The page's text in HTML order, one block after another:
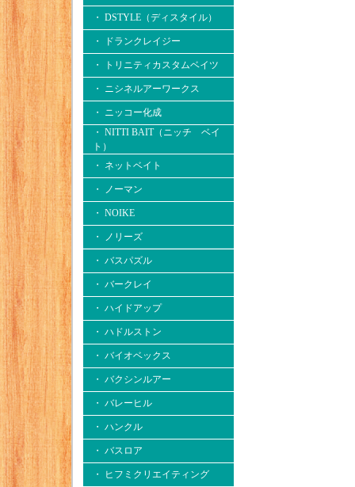
・ DSTYLE（ディスタイル）
・ ドランクレイジー
・ トリニティカスタムベイツ
・ ニシネルアーワークス
・ ニッコー化成
・ NITTI BAIT（ニッチ ベイ
ト）
・ ネットベイト
・ ノーマン
・ NOIKE
・ ノリーズ
・ バスパズル
・ バークレイ
・ ハイドアップ
・ ハドルストン
・ バイオベックス
・ バクシンルアー
・ バレーヒル
・ ハンクル
・ バスロア
・ ヒフミクリエイティング